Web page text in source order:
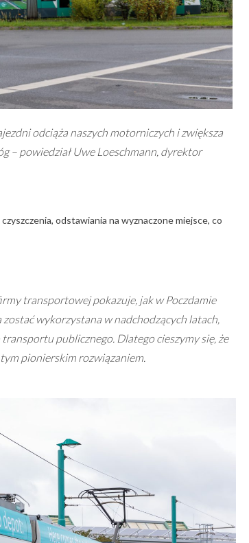
odciąża naszych motorniczych i zwiększa
– powiedział Uwe Loeschmann, dyrektor
odstawiania na wyznaczone miejsce, co
transportowej pokazuje, jak w Poczdamie
wykorzystana w nadchodzących latach,
publicznego. Dlatego cieszymy się, że
pionierskim rozwiązaniem.